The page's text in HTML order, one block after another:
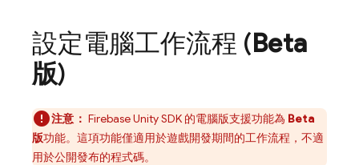
設定電腦工作流程 (Beta
版)
注意： FirebaseUnitySDK 的電腦版支援功能為 Beta
版功能。這項功能僅適用於遊戲開發期間的工作流程，不適
用於公開發布的程式碼。